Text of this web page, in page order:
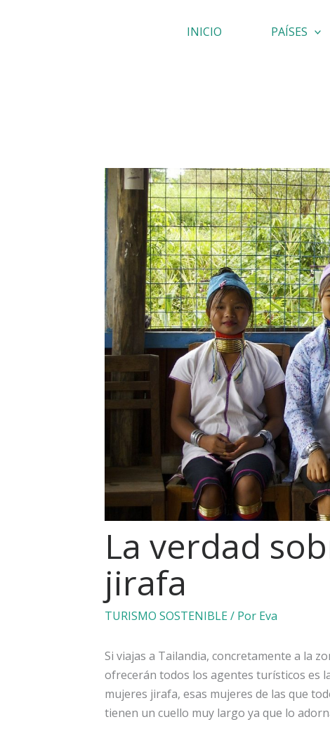
INICIO PAÍSES
La verdad
jirafa
TURISMO SOSTENIBLE/ Por Eva
Si viajas a Tailandia, concretamente a la
ofrecerán todos los agentes turísticos es
mujeres jirafa, esas mujeres de las que
tienen un cuello muy largo ya que lo